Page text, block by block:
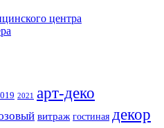
центра
2021 арт-деко
витраж гостиная декор